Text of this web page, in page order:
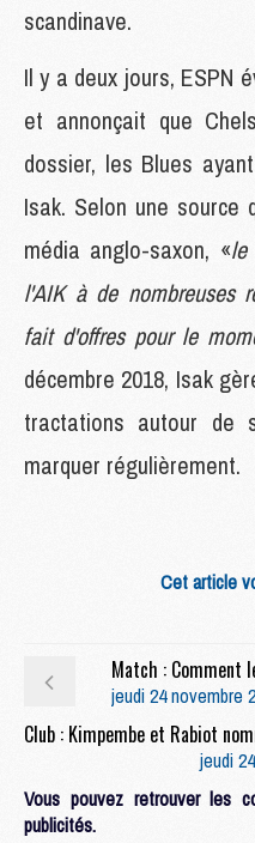
scandinave.
Il y a deux jours, ESPN
et annonçait que
dossier, les Blues
Isak. Selon une source
média anglo-saxon, «le
l'AIK à de nombreuses
fait d'offres pour le
décembre 2018, Isak
tractations autour de
marquer régulièrement.
Cet article
Match : Comment
jeudi 24 novembre
jeudi
Vous pouvez retrouver les
publicités.